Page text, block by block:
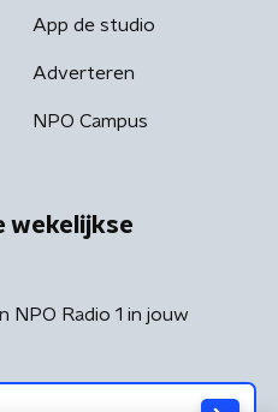
App de studio
Adverteren
NPO Campus
wekelijkse
NPO Radio 1 in jouw